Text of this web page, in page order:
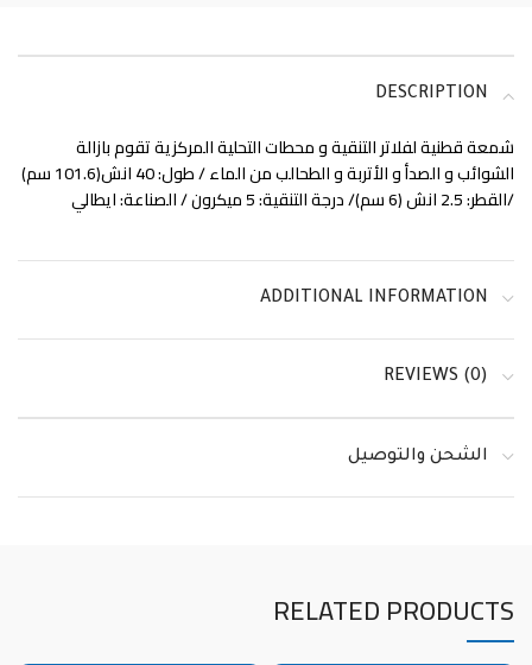
DESCRIPTION
شمعة قطنية لفلاتر التنقية و محطات التحلية المركزية تقوم بازالة
الشوائب و الصدأ و الأتربة و الطحالب من الماء / طول: 40 انش(101.6 سم)
/القطر: 2.5 انش (6 سم)/ درجة التنقية: 5 ميكرون / الصناعة: ايطالي
ADDITIONAL INFORMATION
REVIEWS (0)
الشحن والتوصيل
RELATED PRODUCTS